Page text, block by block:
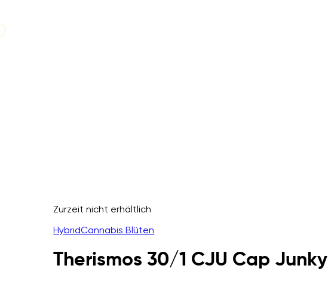
Zurzeit nicht erhältlich
HybridCannabis Blüten
Therismos 30/1 CJU Cap Junky